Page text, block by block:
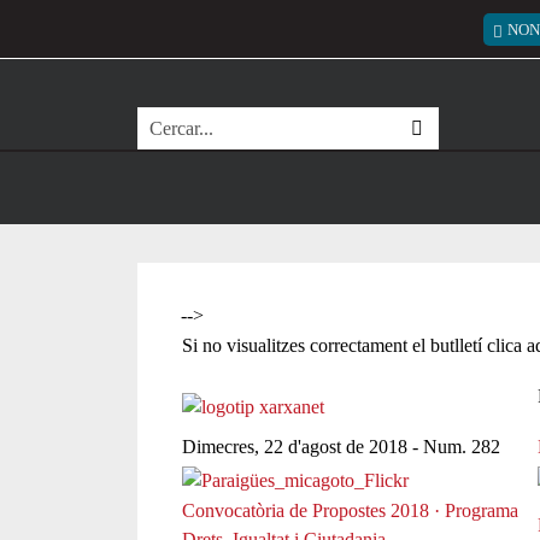
Cerca
-->
Si no visualitzes correctament el butlletí clica
Dimecres, 22 d'agost de 2018 - Num. 282
Convocatòria de Propostes 2018 · Programa